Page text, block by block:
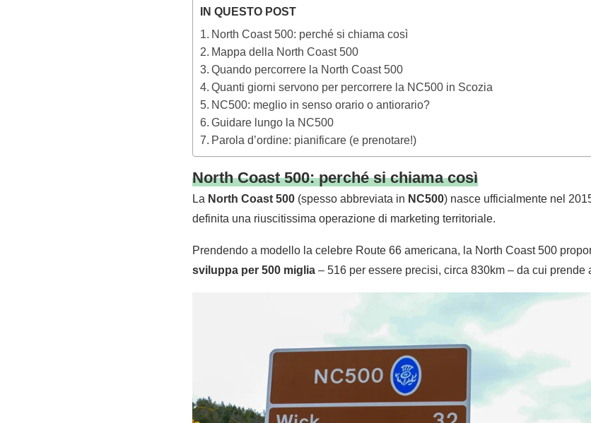
IN QUESTO POST
North Coast 500: perché si chiama così
Mappa della North Coast 500
Quando percorrere la North Coast 500
Quanti giorni servono per percorrere la NC500 in Scozia
NC500: meglio in senso orario o antiorario?
Guidare lungo la NC500
Parola d’ordine: pianificare (e prenotare!)
North Coast 500: perché si chiama così
La North Coast 500 (spesso abbreviata in NC500) nasce ufficialmente nel
definita una riuscitissima operazione di marketing territoriale.
Prendendo a modello la celebre Route 66 americana, la North Coast 500
sviluppa per 500 miglia – 516 per essere precisi, circa 830km – da cui prende